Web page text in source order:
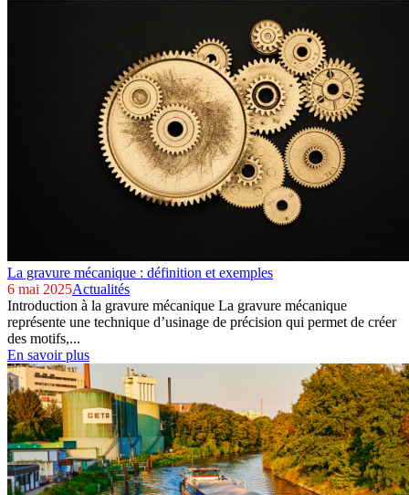
La gravure mécanique : définition et exemples
6 mai 2025Actualités
Introduction à la gravure mécanique La gravure mécanique
représente une technique d’usinage de précision qui permet de créer
des motifs,...
En savoir plus